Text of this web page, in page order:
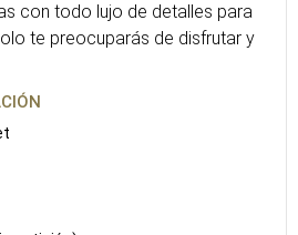
con todo lujo de detalles para
te preocuparás de disfrutar y